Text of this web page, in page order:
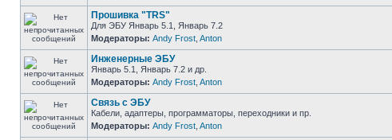
Прошивка "TRS"
Для ЭБУ Январь 5.1, Январь 7.2
Модераторы: Andy Frost Anton
Инженерные ЭБУ
Январь 5.1, Январь 7.2 и др.
Модераторы: Andy Frost Anton
Связь с ЭБУ
Кабели, адаптеры, программаторы, переходники и пр.
Модераторы: Andy Frost Anton